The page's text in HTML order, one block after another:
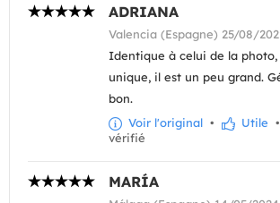
ADRIANA
Valencia (Espagne) 25/08/
Identique à celui de la
unique, il est un peu grand.
bon.
Voir l'original • Utile •
vérifié
MARÍA